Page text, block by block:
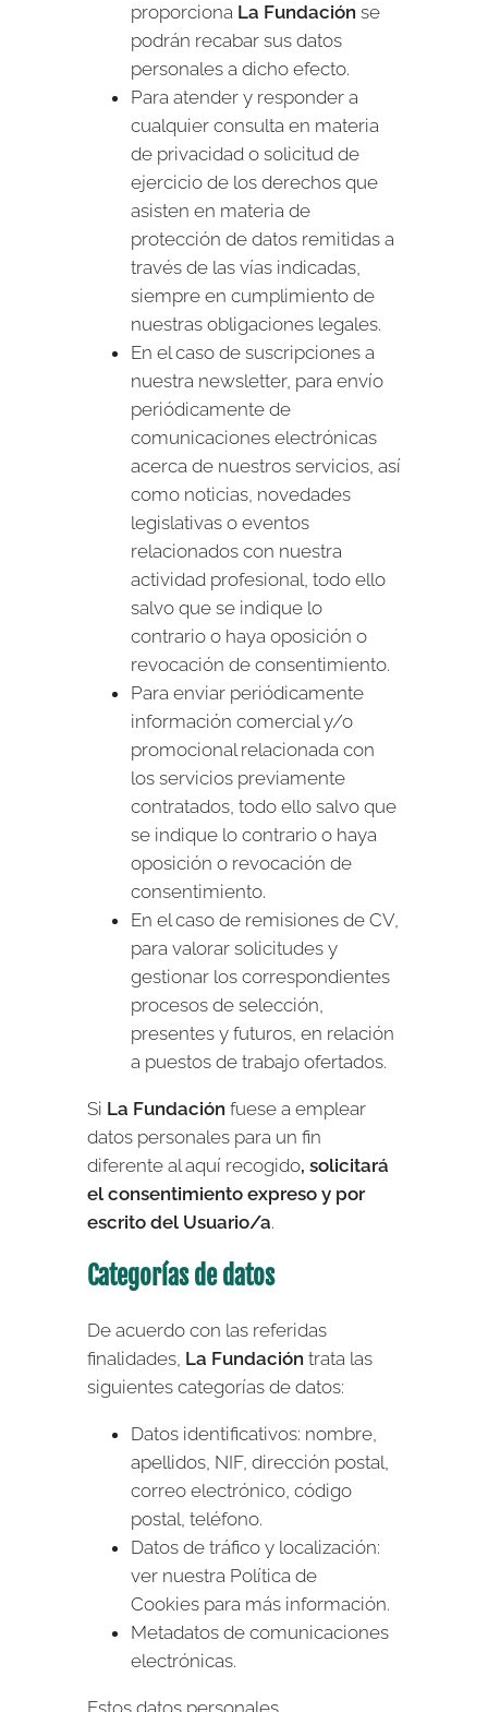
proporciona La Fundación se
podrán recabar sus datos
personales a dicho efecto.
Para atender y responder a
cualquier consulta en materia
de privacidad o solicitud de
ejercicio de los derechos que
asisten en materia de
protección de datos remitidas a
través de las vías indicadas,
siempre en cumplimiento de
nuestras obligaciones legales.
En el caso de suscripciones a
nuestra newsletter, para envío
periódicamente de
comunicaciones electrónicas
acerca de nuestros servicios, así
como noticias, novedades
legislativas o eventos
relacionados con nuestra
actividad profesional, todo ello
salvo que se indique lo
contrario o haya oposición o
revocación de consentimiento.
Para enviar periódicamente
información comercial y/o
promocional relacionada con
los servicios previamente
contratados, todo ello salvo que
se indique lo contrario o haya
oposición o revocación de
consentimiento.
En el caso de remisiones de CV,
para valorar solicitudes y
gestionar los correspondientes
procesos de selección,
presentes y futuros, en relación
a puestos de trabajo ofertados.
Si La Fundación fuese a emplear
datos personales para un fin
diferente al aquí recogido, solicitará
el consentimiento expreso y por
escrito del Usuario/a.
Categorías de datos
De acuerdo con las referidas
finalidades, La Fundación trata las
siguientes categorías de datos:
Datos identificativos: nombre,
apellidos, NIF, dirección postal,
correo electrónico, código
postal, teléfono.
Datos de tráfico y localización:
ver nuestra Política de
Cookies para más información.
Metadatos de comunicaciones
electrónicas.
Estos datos personales